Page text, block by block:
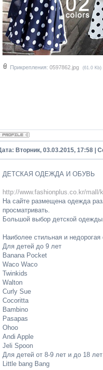
Прикрепления: 0597862.jpg (61.0 Kb)
Вторник, 03.03.2015, 17:58 |
ДЕТСКАЯ ОДЕЖДА И ОБУВЬ
http://www.fashionplus.co.kr/mall/
На сайте размещена одежда
просматривать.
Большой выбор детской
Наиболее стильная и
Для детей до 9 лет
Banana Pocket
Waco Waco
Twinkids
Walton
Curly Sue
Cocoritta
Bambino
Pasapas
Ohoo
Andi Apple
Jeli Spoon
Для детей от 8-9 лет и до 18 лет
Little bang Bang